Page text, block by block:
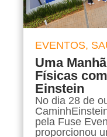
EVENTOS,
Uma
Físicas
Einstein
No dia 28 de
pela Fuse
proporcionou